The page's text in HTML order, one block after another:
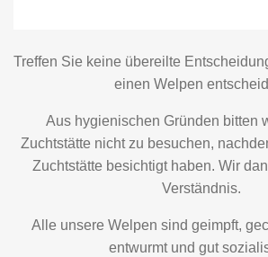
Treffen Sie keine übereilte
einen Welpen
Aus hygienischen Gründen bitten
Zuchtstätte nicht zu besuchen,
Zuchtstätte besichtigt haben. Wir
Verständnis.
Alle unsere Welpen sind geimpft,
entwurmt und gut